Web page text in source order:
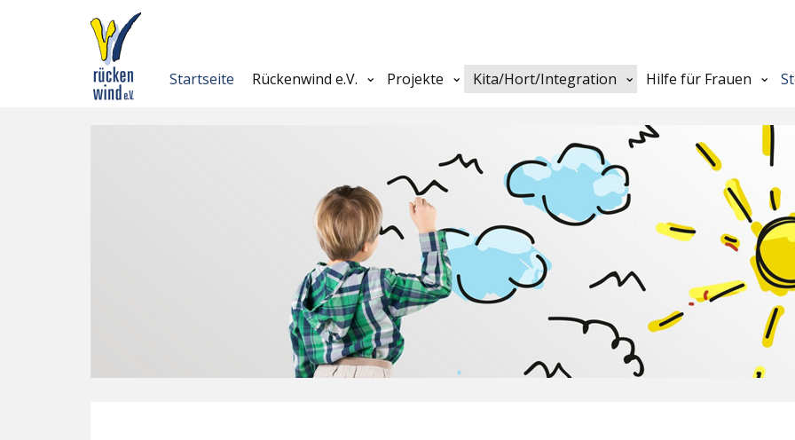
Startseite Rückenwind e.V. Projekte Kita/Hort/Integration Hilfe für Frauen